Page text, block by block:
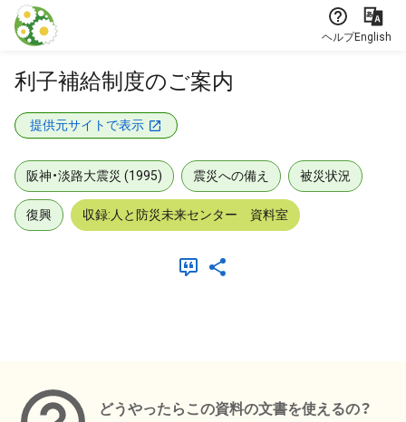
本文に飛ぶ
ヘルプEnglish
利子補給制度のご案内
提供元サイトで表示
阪神・淡路大震災 (1995) 震災への備え 被災状況
復興 収録:人と防災未来センター 資料室
どうやったらこの資料の文書を使えるの？